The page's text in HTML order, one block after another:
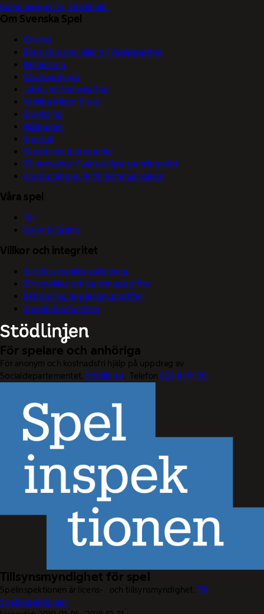
Katarinavägen 15, Stockholm
Om Svenska Spel
Om oss
Börja sälja spel eller bli Vegaspartner
Nyhetsrum
Våra logotyper
Jobba på Svenska Spel
Vanliga frågor & svar
Sponsring
Hållbarhet
Spelkoll
Skydd mot bedrägerier
Så motverkar Svenska Spel penningtvätt
Användning av AI för kommunikation
Våra spel
Tur
Sport & Casino
Villkor och integritet
Välj dina cookieinställningar
Om cookies och personuppgifter
Behandling av personuppgifter
Visselblåsarfunktion
För spelare och anhöriga
För anonym och kostnadsfri hjälp på uppdrag av
Socialdepartementet. Stödlinjen. Telefon020-81 91 00.
Tillsynsmyndighet för spel
Spelinspektionen är licens- och tillsynsmyndighet.Till
Spelinspektionen.